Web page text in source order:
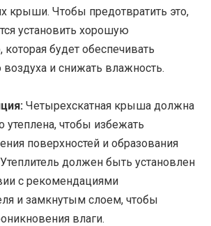
крыши. Чтобы предотвратить это,
установить хорошую
будет обеспечивать
и снижать влажность.
Четырехскатная крыша должна
чтобы избежать
поверхностей и образования
должен быть установлен
с рекомендациями
и замкнутым слоем, чтобы
влаги.